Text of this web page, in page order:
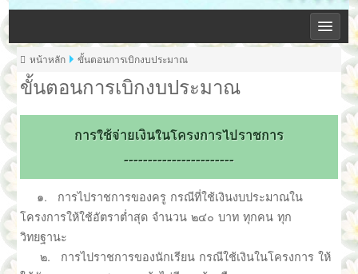
ขั้นตอนการเบิกงบประมาณ
หน้าหลัก ขั้นตอนการเบิกงบประมาณ
การใช้จ่ายเงินในโครงการไปราชการ
-----------------------
๑. การไปราชการของครู กรณีที่ใช้เงินงบประมาณใน
โครงการให้ใช้อัตราต่ำสุด จำนวน ๒๔๐ บาท ทุกคน ทุก
วิทยฐานะ
๒. การไปราชการของนักเรียน กรณีใช้เงินในโครงการ ให้